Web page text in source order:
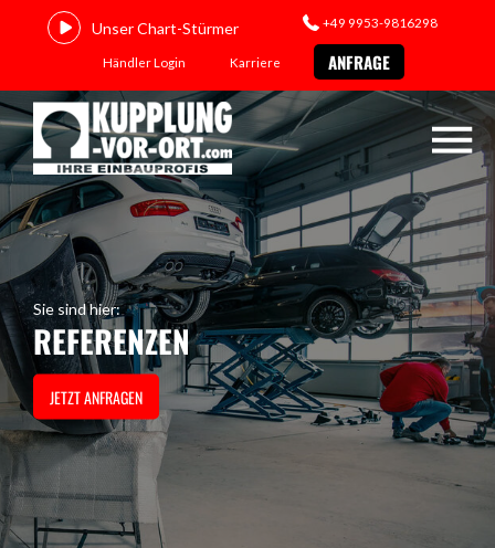
Unser Chart-Stürmer +49 9953-9816298
Händler Login Karriere ANFRAGE
Sie sind hier:
REFERENZEN
JETZT ANFRAGEN